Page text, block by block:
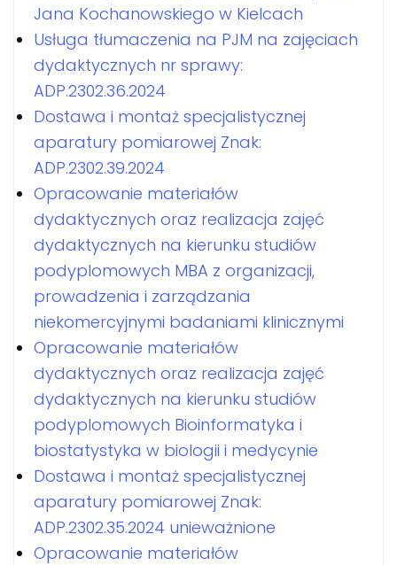
Jana Kochanowskiego w Kielcach
Usługa tłumaczenia na PJM na zajęciach
dydaktycznych nr sprawy:
ADP.2302.36.2024
Dostawa i montaż specjalistycznej
aparatury pomiarowej Znak:
ADP.2302.39.2024
Opracowanie materiałów
dydaktycznych oraz realizacja zajęć
dydaktycznych na kierunku studiów
podyplomowych MBA z organizacji,
prowadzenia i zarządzania
niekomercyjnymi badaniami klinicznymi
Opracowanie materiałów
dydaktycznych oraz realizacja zajęć
dydaktycznych na kierunku studiów
podyplomowych Bioinformatyka i
biostatystyka w biologii i medycynie
Dostawa i montaż specjalistycznej
aparatury pomiarowej Znak:
ADP.2302.35.2024 unieważnione
Opracowanie materiałów